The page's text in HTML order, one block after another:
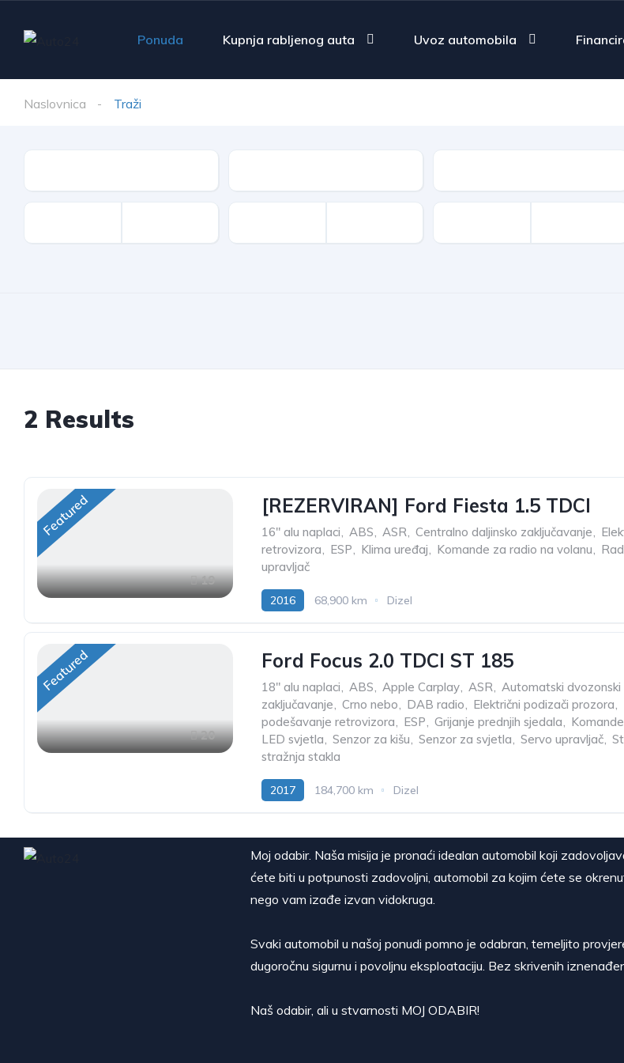
Ponuda Kupnja rabljenog auta Uvoz automobila
Naslovnica Traži
2 Results
Featured
19
[REZERVIRAN] Ford Fiesta 1.5 TDCI
16" alu naplaci, ABS, ASR, Centralno daljinsko zaključavanje,
retrovizora, ESP, Klima uređaj, Komande za radio na volanu,
upravljač
2016 68,900 km Dizel
Featured
20
Ford Focus 2.0 TDCI ST 185
18" alu naplaci, ABS, Apple Carplay, ASR, Automatski dvozonski
zaključavanje, Crno nebo, DAB radio, Električni podizači prozora,
podešavanje retrovizora, ESP, Grijanje prednjih sjedala,
LED svjetla, Senzor za kišu, Senzor za svjetla, Servo upravljač,
stražnja stakla
2017 184,700 km Dizel
Moj odabir. Naša misija je pronaći idealan automobil koji
ćete biti u potpunosti zadovoljni, automobil za kojim ćete se
nego vam izađe izvan vidokruga.
Svaki automobil u našoj ponudi pomno je odabran, temeljito
dugoročnu sigurnu i povoljnu eksploataciju. Bez skrivenih
Naš odabir, ali u stvarnosti MOJ ODABIR!